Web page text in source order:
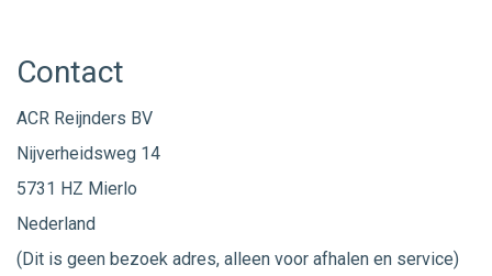
Contact
ACR Reijnders BV
Nijverheidsweg 14
5731 HZ Mierlo
Nederland
(Dit is geen bezoek adres, alleen voor afhalen en service)